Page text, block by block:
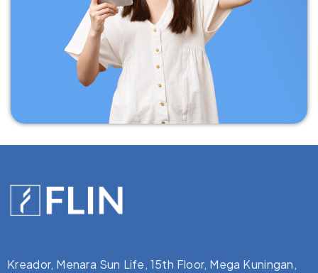
Kreador, Menara Sun Life, 15th Floor, Mega Kuningan,